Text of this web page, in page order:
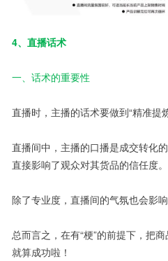
4、直播话术
一、话术的重要性
直播时，主播的话术要做到“精准提
直播间中，主播的口播是成交转化
直接影响了观众对其货品的信任度。
除了专业度，直播间的气氛也会影响
总而言之，在有“梗”的前提下，把
就算成功啦！